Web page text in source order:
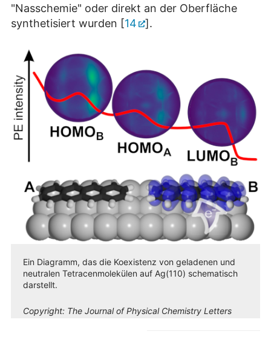
"Nasschemie" oder direkt an der Oberfläche
synthetisiert wurden [14 ].
Ein Diagramm, das die Koexistenz von geladenen und
neutralen Tetracenmolekülen auf Ag(110) schematisch
darstellt.
Copyright: The Journal of Physical Chemistry Letters